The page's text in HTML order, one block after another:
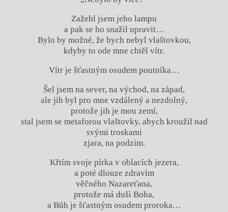
Zažehl jsem jeho lampu
a pak se ho snažil upravit…
Bylo by možné, že bych nebyl vlaštovkou,
kdyby to ode mne chtěl vítr.
Vítr je šťastným osudem poutníka…
Šel jsem na sever, na východ, na západ,
ale jih byl pro mne vzdálený a nezdolný,
protože jih je mou zemí,
stal jsem se metaforou vlaštovky, abych kroužil nad
svými troskami
zjara, na podzim.
Křtím svoje pírka v oblacích jezera,
a poté dlouze zdravím
věčného Nazareťana,
protože má duši Boha,
a Bůh je šťastným osudem proroka…